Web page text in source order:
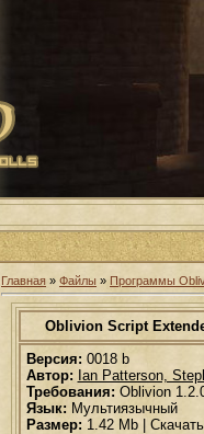
Главная » Файлы » Программы
Oblivion Script
Версия: 0018 b
Автор: Ian Patterson,
Требования: Oblivion
Язык: Мультиязычный
Размер: 1.42 Mb | Скачать